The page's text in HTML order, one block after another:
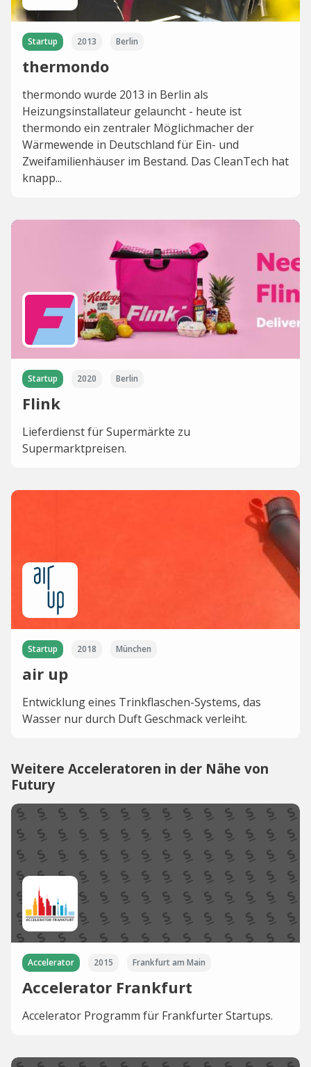
Startup 2013 Berlin
thermondo
thermondo wurde 2013 in Berlin als
Heizungsinstallateur gelauncht - heute ist
thermondo ein zentraler Möglichmacher der
Wärmewende in Deutschland für Ein- und
Zweifamilienhäuser im Bestand. Das CleanTech hat
knapp...
Startup 2020 Berlin
Flink
Lieferdienst für Supermärkte zu
Supermarktpreisen.
Startup 2018 München
air up
Entwicklung eines Trinkflaschen-Systems, das
Wasser nur durch Duft Geschmack verleiht.
Weitere Acceleratoren in der Nähe von
Futury
Accelerator 2015 Frankfurt am Main
Accelerator Frankfurt
Accelerator Programm für Frankfurter Startups.